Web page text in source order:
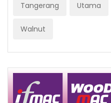
Tangerang Utama
Walnut